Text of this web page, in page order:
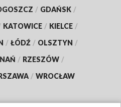
/ GDAŃSK /
KATOWICE / KIELCE /
/ ŁÓDŹ / OLSZTYN /
/ RZESZÓW /
/ WROCŁAW